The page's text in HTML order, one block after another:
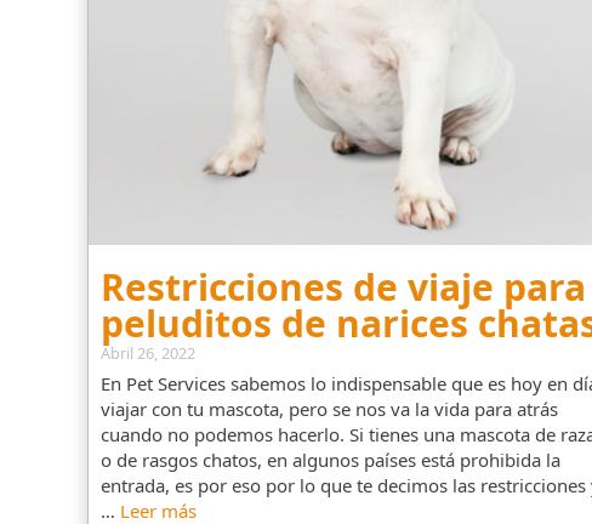
Restricciones de viaje para
peluditos de narices
Abril 26, 2022
En Pet Services sabemos lo indispensable que es hoy en
viajar con tu mascota, pero se nos va la vida para atrás
cuando no podemos hacerlo. Si tienes una mascota de
o de rasgos chatos, en algunos países está prohibida la
entrada, es por eso por lo que te decimos las restricciones
… Leer más